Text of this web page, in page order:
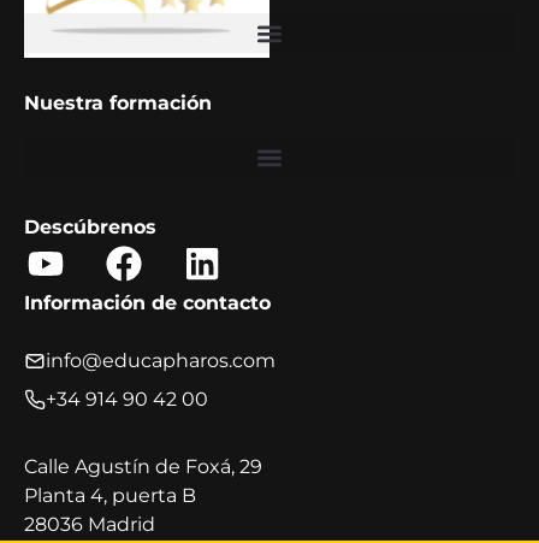
Nuestra formación
Descúbrenos
Y
o
t
u
e
F
a
e
b
o
k
L
i
k
e
i
Información de contacto
info@educapharos.com
+34 914 90 42 00
Calle Agustín de Foxá, 29
Planta 4, puerta B
28036 Madrid